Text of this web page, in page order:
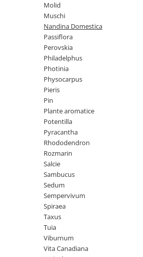
Molid
Muschi
Nandina Domestica
Passiflora
Perovskia
Philadelphus
Photinia
Physocarpus
Pieris
Pin
Plante aromatice
Potentilla
Pyracantha
Rhododendron
Rozmarin
Salcie
Sambucus
Sedum
Sempervivum
Spiraea
Taxus
Tuia
Viburnum
Vita Canadiana